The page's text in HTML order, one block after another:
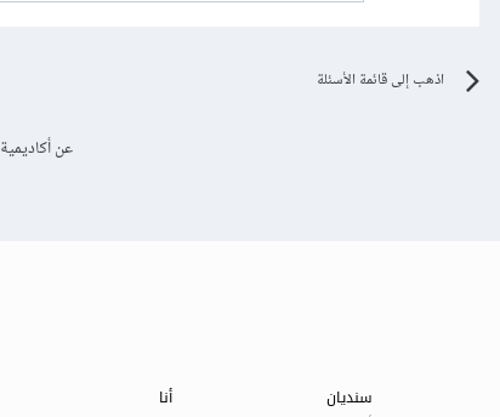
اذهب إلى قائمة الأسئلة
عن